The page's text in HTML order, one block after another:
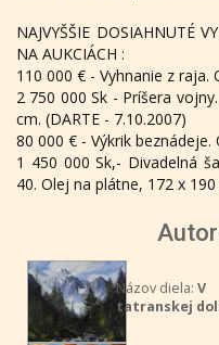
NAJVYŠŠIE DOSIAHNUTÉ
NA AUKCIÁCH :
110 000 € - Vyhnanie z raja.
2 750 000 Sk - Príšera
cm. (DARTE - 7.10.2007)
80 000 € - Výkrik
1 450 000 Sk,- Divadelná
40. Olej na plátne, 172 x 190
Názov diela: V
tatranskej